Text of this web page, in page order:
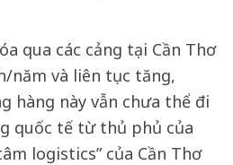
qua các cảng tại Cần Thơ
năm và liên tục tăng,
hàng này vẫn chưa thể đi
quốc tế từ thủ phủ của
logistics” của Cần Thơ